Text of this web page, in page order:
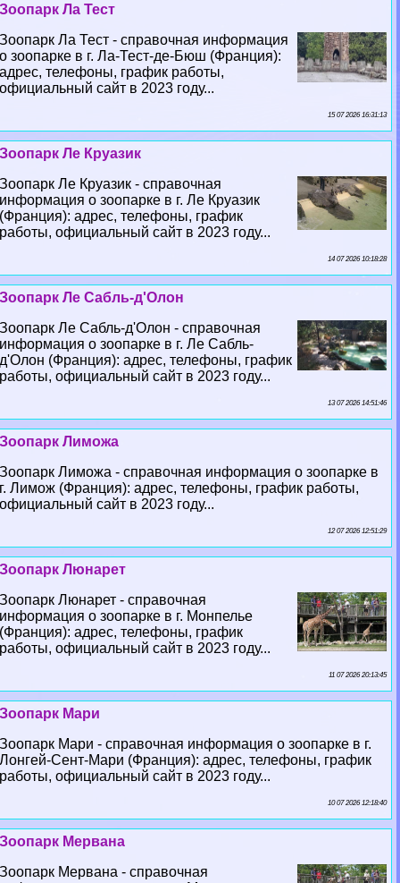
Зоопарк Ла Тест
Зоопарк Ла Тест - справочная информация
о зоопарке в г. Ла-Тест-де-Бюш (Франция):
адрес, телефоны, график работы,
официальный сайт в 2023 году...
15 07 2026 16:31:13
Зоопарк Ле Круазик
Зоопарк Ле Круазик - справочная
информация о зоопарке в г. Ле Круазик
(Франция): адрес, телефоны, график
работы, официальный сайт в 2023 году...
14 07 2026 10:18:28
Зоопарк Ле Сабль-д'Олон
Зоопарк Ле Сабль-д'Олон - справочная
информация о зоопарке в г. Ле Сабль-
д'Олон (Франция): адрес, телефоны, график
работы, официальный сайт в 2023 году...
13 07 2026 14:51:46
Зоопарк Лиможа
Зоопарк Лиможа - справочная информация о зоопарке в
г. Лимож (Франция): адрес, телефоны, график работы,
официальный сайт в 2023 году...
12 07 2026 12:51:29
Зоопарк Люнарет
Зоопарк Люнарет - справочная
информация о зоопарке в г. Монпелье
(Франция): адрес, телефоны, график
работы, официальный сайт в 2023 году...
11 07 2026 20:13:45
Зоопарк Мари
Зоопарк Мари - справочная информация о зоопарке в г.
Лонгeй-Сент-Мари (Франция): адрес, телефоны, график
работы, официальный сайт в 2023 году...
10 07 2026 12:18:40
Зоопарк Мервана
Зоопарк Мервана - справочная